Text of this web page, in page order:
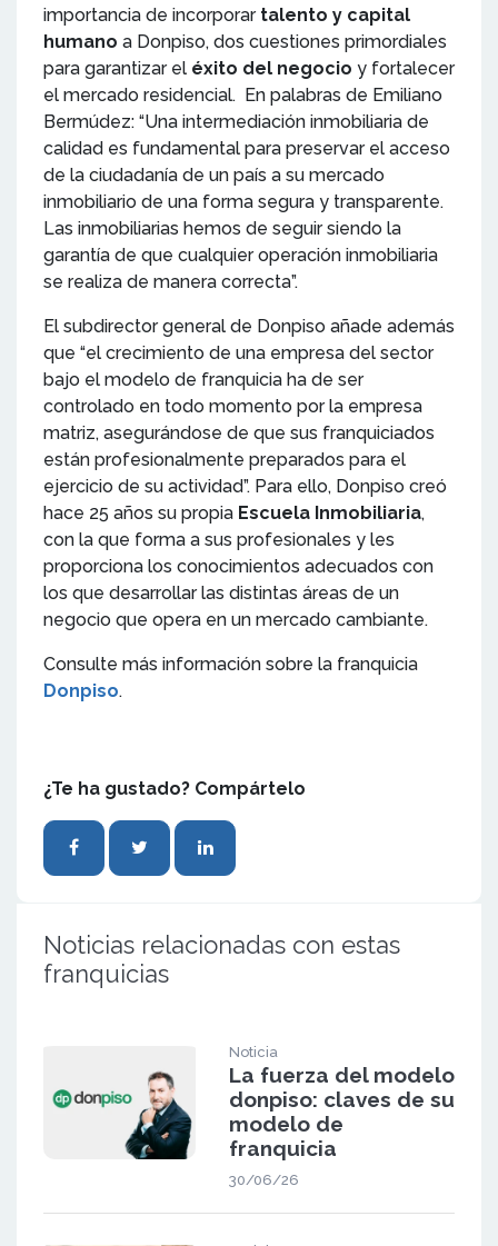
importancia de incorporar talento y capital
humano a Donpiso, dos cuestiones primordiales
para garantizar el éxito del negocio y fortalecer
el mercado residencial. En palabras de Emiliano
Bermúdez: “Una intermediación inmobiliaria de
calidad es fundamental para preservar el acceso
de la ciudadanía de un país a su mercado
inmobiliario de una forma segura y transparente.
Las inmobiliarias hemos de seguir siendo la
garantía de que cualquier operación inmobiliaria
se realiza de manera correcta”.
El subdirector general de Donpiso añade además
que “el crecimiento de una empresa del sector
bajo el modelo de franquicia ha de ser
controlado en todo momento por la empresa
matriz, asegurándose de que sus franquiciados
están profesionalmente preparados para el
ejercicio de su actividad”. Para ello, Donpiso creó
hace 25 años su propia Escuela Inmobiliaria,
con la que forma a sus profesionales y les
proporciona los conocimientos adecuados con
los que desarrollar las distintas áreas de un
negocio que opera en un mercado cambiante.
Consulte más información sobre la franquicia
Donpiso.
¿Te ha gustado? Compártelo
Noticias relacionadas con estas
franquicias
Noticia
La fuerza del modelo
donpiso: claves de su
modelo de
franquicia
30/06/26